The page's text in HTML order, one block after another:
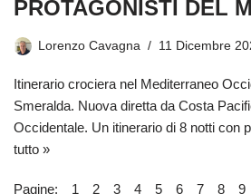
PROTAGONISTI DEL
Lorenzo Cavagna 11 Dicembre
Itinerario crociera nel Mediterraneo
Smeralda. Nuova diretta da Costa
Occidentale. Un itinerario di 8 notti con
tutto »
Pagine: 1 2 3 4 5 6 7 8 9